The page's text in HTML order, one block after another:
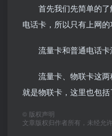
首先我们先简单的了
电话卡，所以只有上网
流量卡和普通电话卡
流量卡、物联卡这两
就是物联卡，这里也包括
© 版权声明
文章版权归作者所有，未经允许